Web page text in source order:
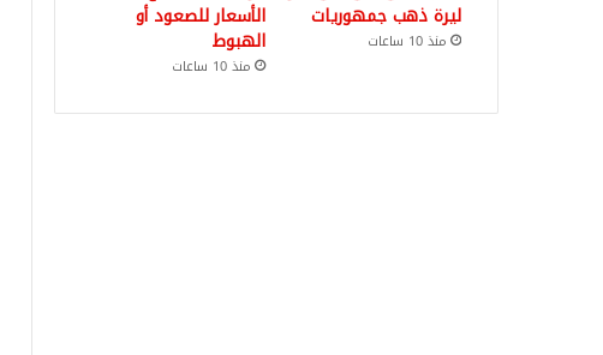
ليرة ذهب جمهوريات
منذ 10 ساعات
الأسعار للصعود أو
الهبوط
منذ 10 ساعات